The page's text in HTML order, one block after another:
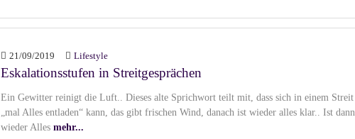
21/09/2019 Lifestyle
Eskalationsstufen in Streitgesprächen
Ein Gewitter reinigt die Luft.. Dieses alte Sprichwort teilt mit, dass sich in einem Streit
„mal Alles entladen“ kann, das gibt frischen Wind, danach ist wieder alles klar.. Ist dann
wieder Alles mehr...